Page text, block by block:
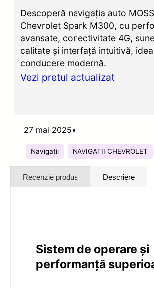
Descoperă navigația auto
Chevrolet Spark M300, cu
avansate, conectivitate 4G,
calitate și interfață intuitivă,
conducere modernă.
Vezi pretul actualizat
27 mai 2025•
Navigatii NAVIGATII CHEVROLET
Recenzie produs Descriere
Sistem de operare și
performanță